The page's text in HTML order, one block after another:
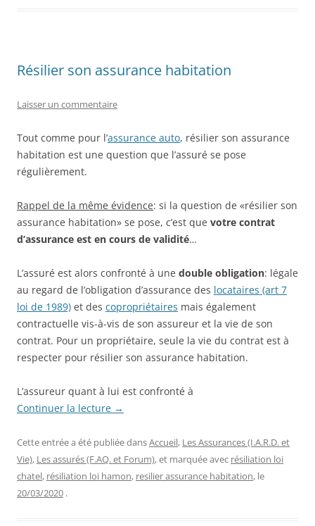
Résilier son assurance habitation
Laisser un commentaire
Tout comme pour l’assurance auto, résilier son assurance
habitation est une question que l’assuré se pose
régulièrement.
Rappel de la même évidence: si la question de «résilier son
assurance habitation» se pose, c’est que votre contrat
d’assurance est en cours de validité…
L’assuré est alors confronté à une double obligation: légale
au regard de l’obligation d’assurance des locataires (art 7
loi de 1989) et des copropriétaires mais également
contractuelle vis-à-vis de son assureur et la vie de son
contrat. Pour un propriétaire, seule la vie du contrat est à
respecter pour résilier son assurance habitation.
L’assureur quant à lui est confronté à
Continuer la lecture →
Cette entrée a été publiée dansAccueil, Les Assurances (I.A.R.D. et
Vie), Les assurés (F.AQ. et Forum), et marquée avec résiliation loi
chatel, résiliation loi hamon, resilier assurance habitation, le
20/03/2020 .